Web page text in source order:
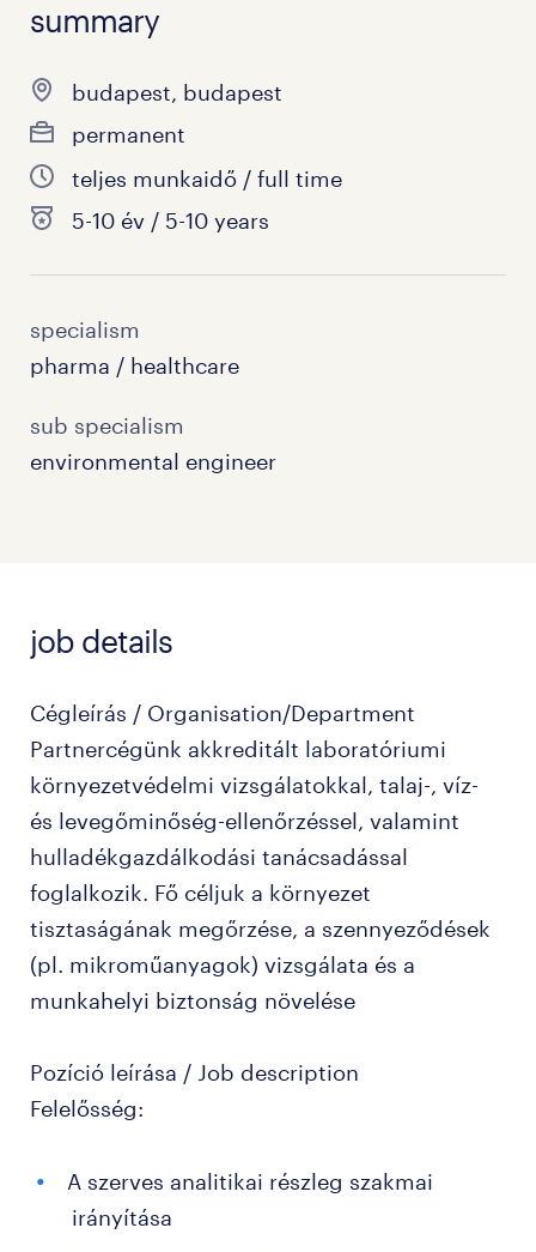
summary
budapest, budapest
permanent
teljes munkaidő / full time
5-10 év / 5-10 years
specialism
pharma / healthcare
sub specialism
environmental engineer
job details
Cégleírás / Organisation/Department
Partnercégünk akkreditált laboratóriumi
környezetvédelmi vizsgálatokkal, talaj-, víz-
és levegőminőség-ellenőrzéssel, valamint
hulladékgazdálkodási tanácsadással
foglalkozik. Fő céljuk a környezet
tisztaságának megőrzése, a szennyeződések
(pl. mikroműanyagok) vizsgálata és a
munkahelyi biztonság növelése
Pozíció leírása / Job description
Felelősség:
A szerves analitikai részleg szakmai
irányítása